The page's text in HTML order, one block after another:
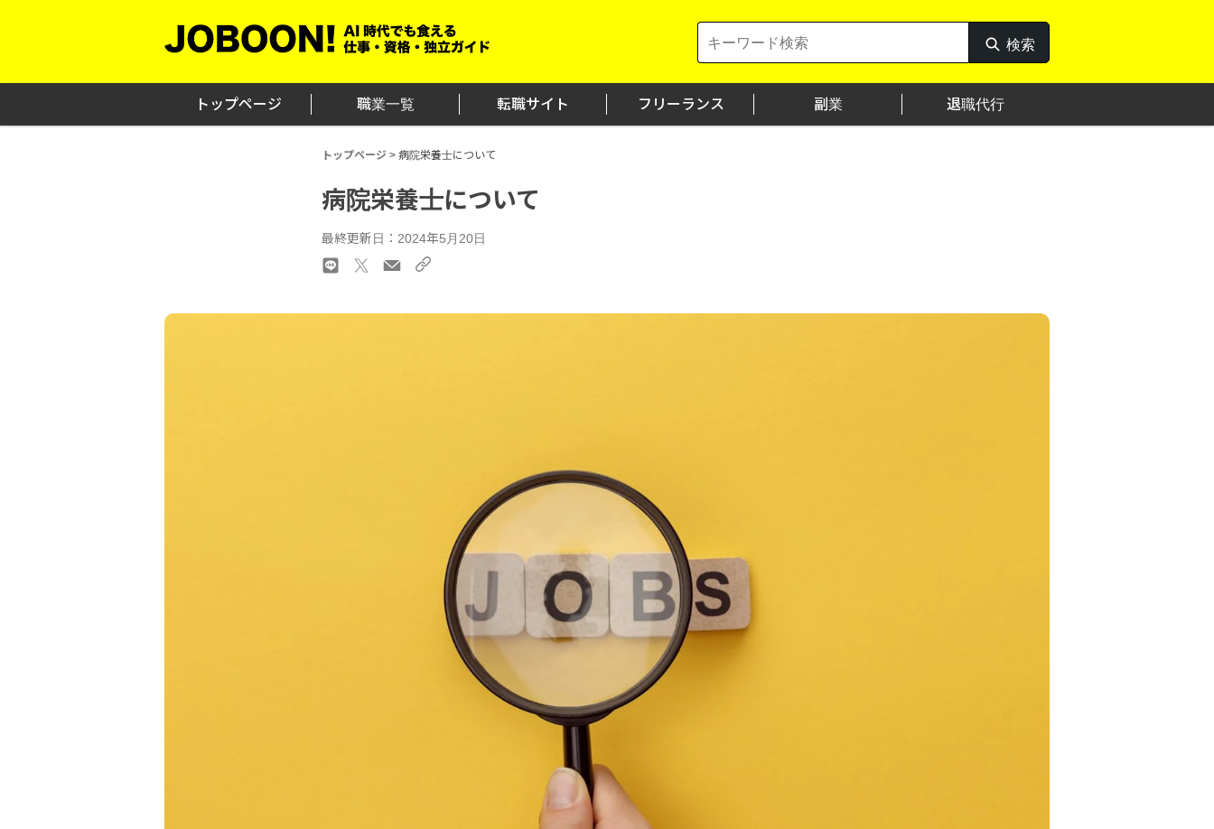
for:
検索
検
索
トップページ 職業一覧 転職サイト フリーランス 副業 退職代行
トップページ > 病院栄養士について
病院栄養士について
最終更新日：2024年5月20日